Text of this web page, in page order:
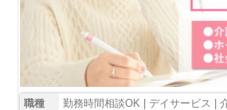
職種 勤務時間相談OK | デイサービス |